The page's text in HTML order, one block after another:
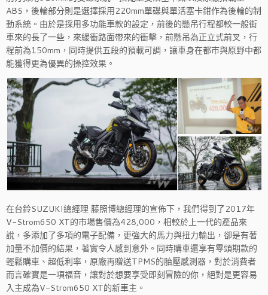
ABS，後輪部分則是選擇採用220mm單碟與單活塞卡鉗作為後輪的制
動系統。由於是採用多功能車款的設定，前後的懸吊行程都較一般街
車來的長了一些，來緩衝路面帶來的衝擊，前懸吊為正立式前叉，行
程前為150mm，同時提供五段的預載可調，讓車身在都市與原野中都
能獲得更為優異的操控效果。
在台鈴SUZUKI總經理 藤照博總經理的宣佈下，我們得到了2017年
V-Strom650 XT的市場售價為428,000，相較於上一代的產品來
說，多添加了多項的電子配備，更強大的馬力與扭力輸出，卻是有著
加量不加價的結果，著實令人感到意外。同時購車還享有零頭期款的
輕鬆購車、超低利率，原廠再贈送TPMS的胎壓感測器，對於消費者
而言確實是一項福音，讓對於想要享受即刻冒險的你，絕對是更容易
入主成為V-Strom650 XT的新車主。